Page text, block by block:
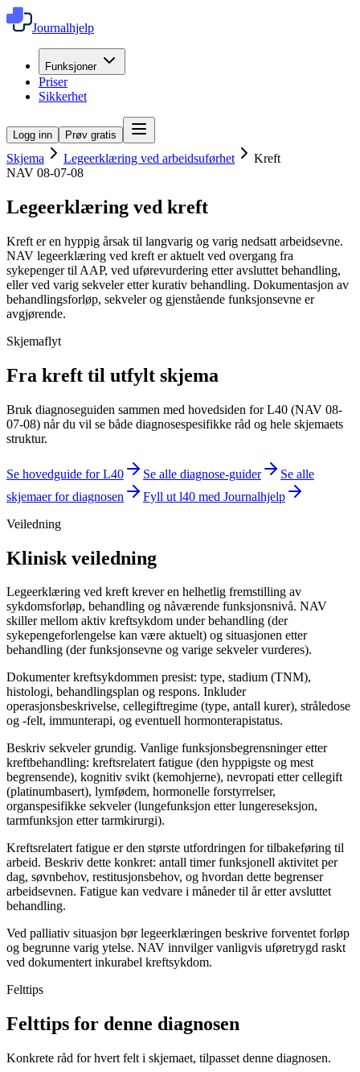
Journalhjelp
Funksjoner
Priser
Sikkerhet
Logg inn Prøv gratis
Skjema Legeerklæring ved arbeidsuførhet
Kreft
NAV 08-07-08
Legeerklæring ved kreft
Kreft er en hyppig årsak til langvarig og varig nedsatt arbeidsevne.
NAV legeerklæring ved kreft er aktuelt ved overgang fra
sykepenger til AAP, ved uførevurdering etter avsluttet behandling,
eller ved varig sekveler etter kurativ behandling. Dokumentasjon av
behandlingsforløp, sekveler og gjenstående funksjonsevne er
avgjørende.
Skjemaflyt
Fra kreft til utfylt skjema
Bruk diagnoseguiden sammen med hovedsiden forL40 (NAV 08-
07-08) når du vil se både diagnosespesifikke råd og hele skjemaets
struktur.
Se hovedguide forL40 Se alle diagnose-guider
Se alle
skjemaer for diagnosen
Fyll ut l40 med Journalhjelp
Veiledning
Klinisk veiledning
Legeerklæring ved kreft krever en helhetlig fremstilling av
sykdomsforløp, behandling og nåværende funksjonsnivå. NAV
skiller mellom aktiv kreftsykdom under behandling (der
sykepengeforlengelse kan være aktuelt) og situasjonen etter
behandling (der funksjonsevne og varige sekveler vurderes).
Dokumenter kreftsykdommen presist: type, stadium (TNM),
histologi, behandlingsplan og respons. Inkluder
operasjonsbeskrivelse, cellegiftregime (type, antall kurer), stråledose
og -felt, immunterapi, og eventuell hormonterapistatus.
Beskriv sekveler grundig. Vanlige funksjonsbegrensninger etter
kreftbehandling: kreftsrelatert fatigue (den hyppigste og mest
begrensende), kognitiv svikt (kemohjerne), nevropati etter cellegift
(platinumbasert), lymfødem, hormonelle forstyrrelser,
organspesifikke sekveler (lungefunksjon etter lungereseksjon,
tarmfunksjon etter tarmkirurgi).
Kreftsrelatert fatigue er den største utfordringen for tilbakeføring til
arbeid. Beskriv dette konkret: antall timer funksjonell aktivitet per
dag, søvnbehov, restitusjonsbehov, og hvordan dette begrenser
arbeidsevnen. Fatigue kan vedvare i måneder til år etter avsluttet
behandling.
Ved palliativ situasjon bør legeerklæringen beskrive forventet forløp
og begrunne varig ytelse. NAV innvilger vanligvis uføretrygd raskt
ved dokumentert inkurabel kreftsykdom.
Felttips
Felttips for denne diagnosen
Konkrete råd for hvert felt i skjemaet, tilpasset denne diagnosen.